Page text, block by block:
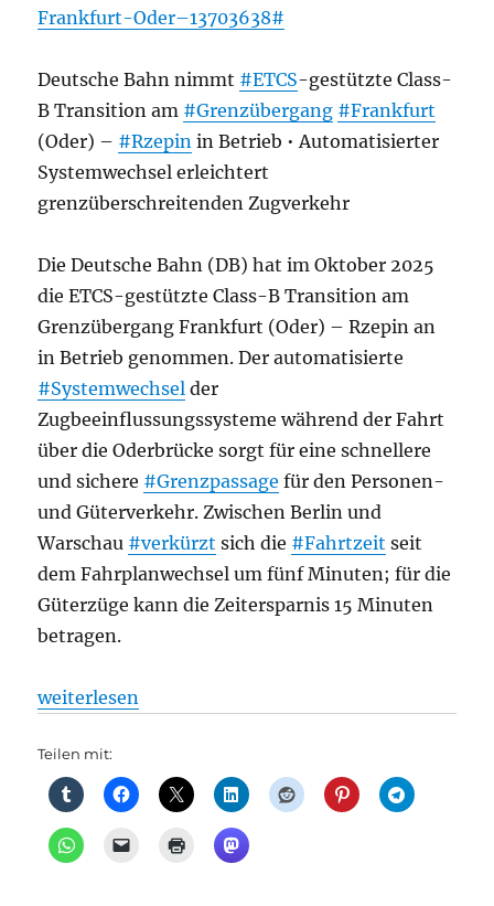
Frankfurt-Oder–13703638#
Deutsche Bahn nimmt #ETCS-gestützte Class-
B Transition am #Grenzübergang #Frankfurt
(Oder) – #Rzepin in Betrieb • Automatisierter
Systemwechsel erleichtert
grenzüberschreitenden Zugverkehr
Die Deutsche Bahn (DB) hat im Oktober 2025
die ETCS-gestützte Class-B Transition am
Grenzübergang Frankfurt (Oder) – Rzepin an
in Betrieb genommen. Der automatisierte
#Systemwechsel der
Zugbeeinflussungssysteme während der Fahrt
über die Oderbrücke sorgt für eine schnellere
und sichere #Grenzpassage für den Personen-
und Güterverkehr. Zwischen Berlin und
Warschau #verkürzt sich die #Fahrtzeit seit
dem Fahrplanwechsel um fünf Minuten; für die
Güterzüge kann die Zeitersparnis 15 Minuten
betragen.
„Schnellere Grenzpassage für Züge am Übergang
weiterlesen
Teilen mit: